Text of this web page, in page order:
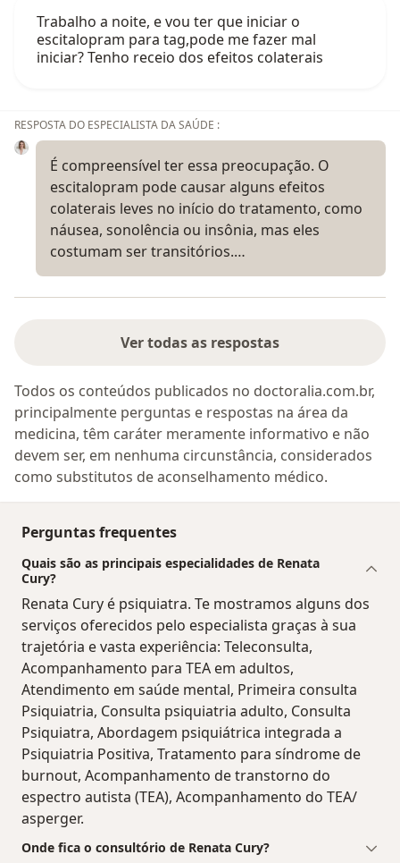
Trabalho a noite, e vou ter que iniciar o
escitalopram para tag,pode me fazer mal
iniciar? Tenho receio dos efeitos colaterais
RESPOSTA DO ESPECIALISTA DA SAÚDE :
É compreensível ter essa preocupação. O
escitalopram pode causar alguns efeitos
colaterais leves no início do tratamento, como
náusea, sonolência ou insônia, mas eles
costumam ser transitórios.…
Ver todas as respostas
Todos os conteúdos publicados no doctoralia.com.br,
principalmente perguntas e respostas na área da
medicina, têm caráter meramente informativo e não
devem ser, em nenhuma circunstância, considerados
como substitutos de aconselhamento médico.
Perguntas frequentes
Quais são as principais especialidades de Renata
Cury?
Renata Cury é psiquiatra. Te mostramos alguns dos
serviços oferecidos pelo especialista graças à sua
trajetória e vasta experiência: Teleconsulta,
Acompanhamento para TEA em adultos,
Atendimento em saúde mental, Primeira consulta
Psiquiatria, Consulta psiquiatria adulto, Consulta
Psiquiatra, Abordagem psiquiátrica integrada a
Psiquiatria Positiva, Tratamento para síndrome de
burnout, Acompanhamento de transtorno do
espectro autista (TEA), Acompanhamento do TEA/
asperger.
Onde fica o consultório de Renata Cury?